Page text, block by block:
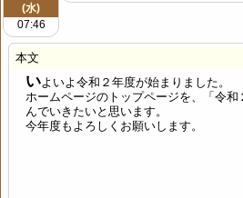
(水)
07:46
本文
いよいよ令和２年度が始まりました。
ホームページのトップページを、「令
んでいきたいと思います。
今年度もよろしくお願いします。